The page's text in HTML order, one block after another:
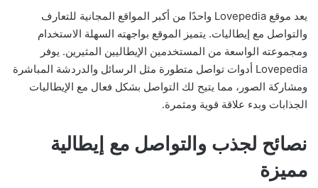
يعد موقع Lovepedia واحدًا من أكبر المواقع المجانية للتعارف
والتواصل مع إيطاليات. يتميز الموقع بواجهته السهلة الاستخدام
ومجموعته الواسعة من المستخدمين الإيطاليين المثيرين. يوفر
Lovepedia أدوات تواصل متطورة مثل الرسائل والدردشة المباشرة
ومشاركة الصور، مما يتيح لك التواصل بشكل فعال مع الإيطاليات
الجذابات وبدء علاقة قوية ومثمرة.
نصائح لجذب والتواصل مع إيطالية
مميزة